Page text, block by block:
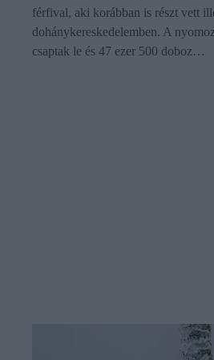
férfival, aki korábban is részt vett
dohánykereskedelemben. A
csaptak le és 47 ezer 500 doboz…